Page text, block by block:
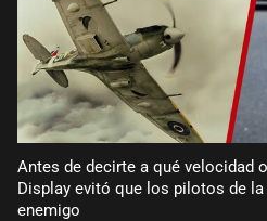
Antes de decirte a qué velocidad
Display evitó que los pilotos de la
enemigo